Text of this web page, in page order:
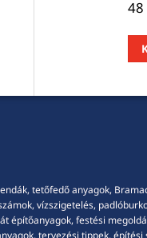
48
tetőfedő anyagok,
vízszigetelés,
festési
tervezési tippek,